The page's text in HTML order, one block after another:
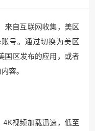
来自互联网收集，美区
号。通过切换为美区
国区发布的应用，或者
容。
视频加载迅速，低至